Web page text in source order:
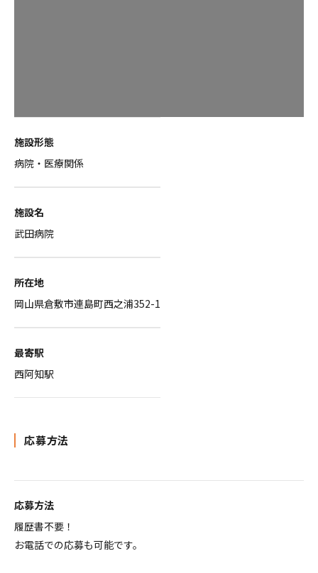
施設形態
病院・医療関係
施設名
武田病院
所在地
岡山県倉敷市連島町西之浦352-1
最寄駅
西阿知駅
応募方法
応募方法
履歴書不要！
お電話での応募も可能です。